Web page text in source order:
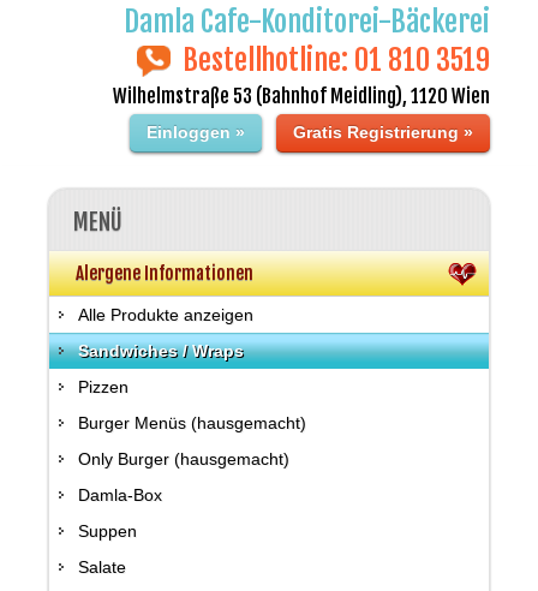
Damla Cafe-Konditorei-Bäckerei
Bestellhotline: 01 810 3519
Wilhelmstraße 53 (Bahnhof Meidling), 1120 Wien
Einloggen » Gratis Registrierung »
MENÜ
Alergene Informationen
Alle Produkte anzeigen
Sandwiches / Wraps
Pizzen
Burger Menüs (hausgemacht)
Only Burger (hausgemacht)
Damla-Box
Suppen
Salate